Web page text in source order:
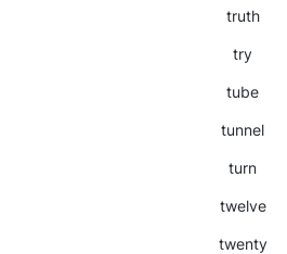
truth
try
tube
tunnel
turn
twelve
twenty